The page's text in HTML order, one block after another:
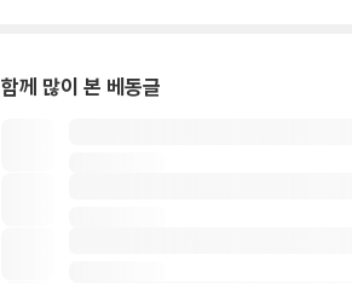
함께 많이 본 베동글